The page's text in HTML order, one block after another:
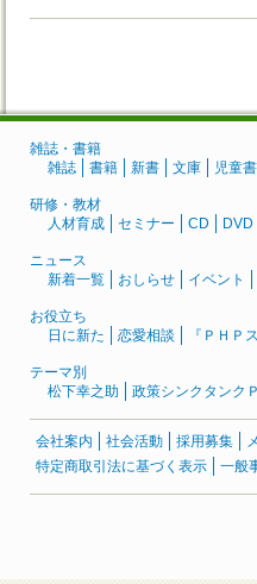
雑誌・書籍
雑誌
書籍 新書 文庫 児童
研修・教材
人材育成
セミナー CD DVD
ニュース
新着一覧
おしらせ イベント
お役立ち
日に新た
恋愛相談 『ＰＨＰ
テーマ別
松下幸之助
政策シンクタンク
会社案内 社会活動 採用募集
特定商取引法に基づく表示
一般